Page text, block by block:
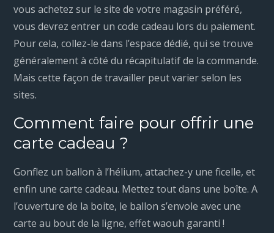
vous achetez sur le site de votre magasin préféré,
vous devrez entrer un code cadeau lors du paiement.
Pour cela, collez-le dans l’espace dédié, qui se trouve
généralement à côté du récapitulatif de la commande.
Mais cette façon de travailler peut varier selon les
sites.
Comment faire pour offrir une
carte cadeau ?
Gonflez un ballon à l’hélium, attachez-y une ficelle, et
enfin une carte cadeau. Mettez tout dans une boîte. A
l’ouverture de la boite, le ballon s’envole avec une
carte au bout de la ligne, effet waouh garanti !